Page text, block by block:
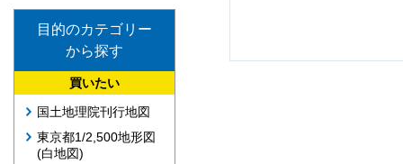
目的のカテゴリー
から探す
買いたい
国土地理院刊行地図
東京都1/2,500地形図
(白地図)